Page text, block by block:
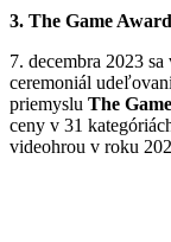
3. The Game
7. decembra 2023
ceremoniál
priemyslu The
ceny v 31
videohrou v roku